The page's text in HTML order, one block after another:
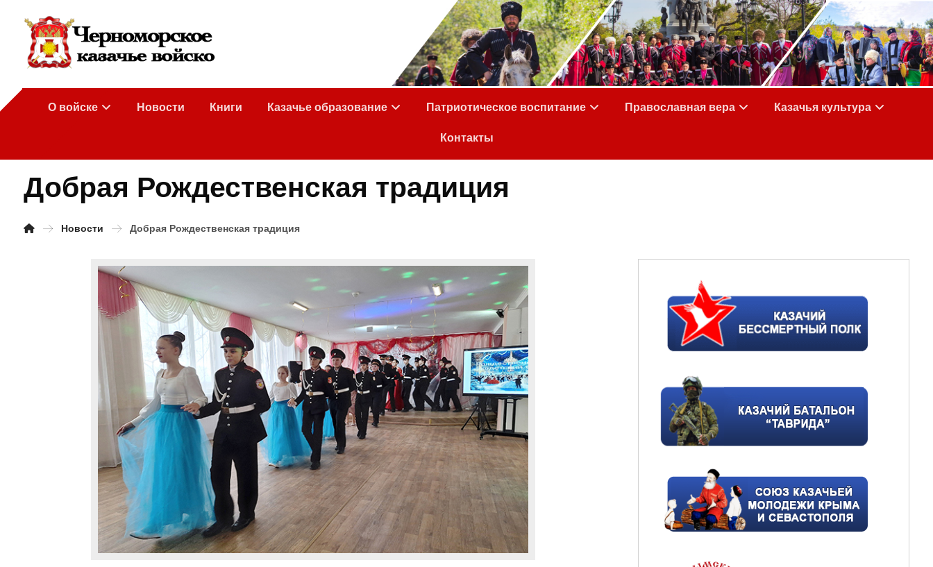
О войске Новости Книги Казачье образование Патриотическое воспитание Православная вера Казачья культура
Контакты
Добрая Рождественская традиция
Новости Добрая Рождественская традиция